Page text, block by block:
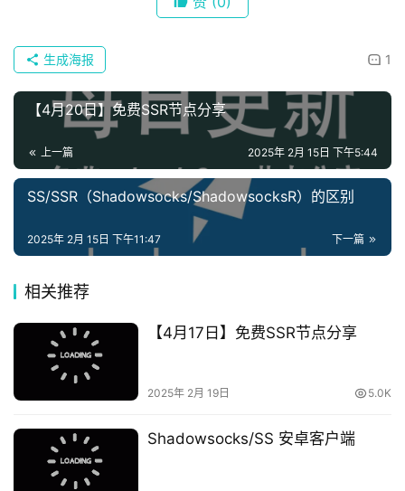
1
生成海报
【4月20日】免费SSR节点分享
上一篇 2025年 2月 15日 下午5:44
SS/SSR（Shadowsocks/ShadowsocksR）的区别
下一篇
2025年 2月 15日 下午11:47
相关推荐
【4月17日】免费SSR节点分享
2025年 2月 19日 5.0K
Shadowsocks/SS 安卓客户端